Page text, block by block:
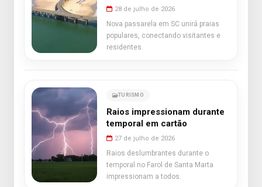
28 de julho de 2026
Nova passarela em SC unirá praias
populares, conectando visitantes e
residentes.
TURISMO
Raios impressionam durante
temporal em cartão
27 de julho de 2026
Raios deslumbrantes durante o
temporal no Farol de Santa Marta
impressionam a todos.